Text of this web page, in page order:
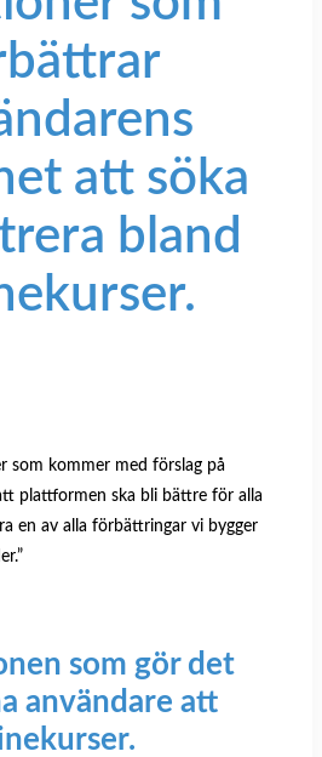
att söka
bland
som kommer med förslag på
plattformen ska bli bättre för alla
en av alla förbättringar vi bygger
som gör det
användare att